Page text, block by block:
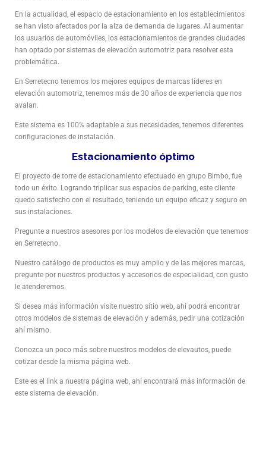
En la actualidad, el espacio de estacionamiento en los establecimientos
se han visto afectados por la alza de demanda de lugares. Al aumentar
los usuarios de automóviles, los estacionamientos de grandes ciudades
han optado por sistemas de elevación automotriz para resolver esta
problemática.
En Serretecno tenemos los mejores equipos de marcas líderes en
elevación automotriz, tenemos más de 30 años de experiencia que nos
avalan.
Este sistema es 100% adaptable a sus necesidades, tenemos diferentes
configuraciones de instalación.
Estacionamiento óptimo
El proyecto de torre de estacionamiento efectuado en grupo Bimbo, fue
todo un éxito. Logrando triplicar sus espacios de parking, este cliente
quedo satisfecho con el resultado, teniendo un equipo eficaz y seguro en
sus instalaciones.
Pregunte a nuestros asesores por los modelos de elevación que tenemos
en Serretecno.
Nuestro catálogo de productos es muy amplio y de las mejores marcas,
pregunte por nuestros productos y accesorios de especialidad, con gusto
le atenderemos.
Si desea más información visite nuestro sitio web, ahí podrá encontrar
otros modelos de sistemas de elevación y además, pedir una cotización
ahí mismo.
Conozca un poco más sobre nuestros modelos de elevautos, puede
cotizar desde la misma página web.
Este es el link a nuestra página web, ahí encontrará más información de
este sistema de elevación.